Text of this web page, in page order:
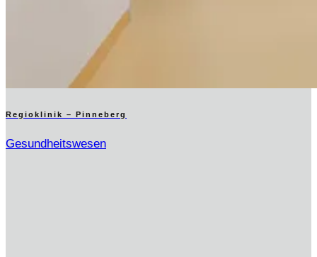
Regioklinik – Pinneberg
Gesundheitswesen